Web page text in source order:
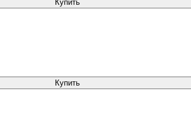
Купить
Купить